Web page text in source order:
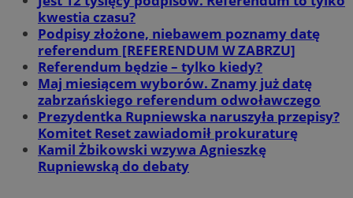
kwestia czasu?
Podpisy złożone, niebawem poznamy datę
referendum [REFERENDUM W ZABRZU]
Referendum będzie – tylko kiedy?
Maj miesiącem wyborów. Znamy już datę
zabrzańskiego referendum odwoławczego
Prezydentka Rupniewska naruszyła przepisy?
Komitet Reset zawiadomił prokuraturę
Kamil Żbikowski wzywa Agnieszkę
Rupniewską do debaty